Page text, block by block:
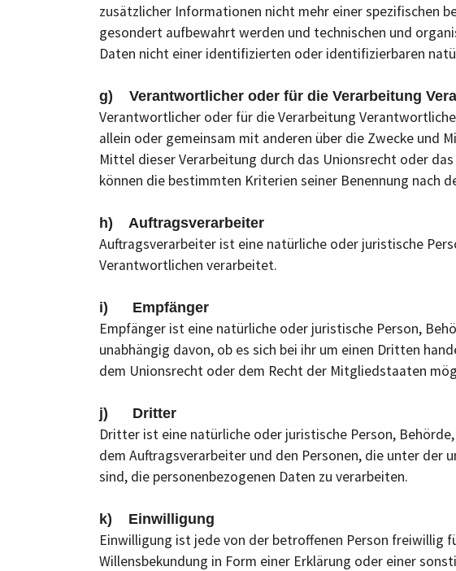
zusätzlicher Informationen nicht mehr einer spezifischen
gesondert aufbewahrt werden und technischen und
Daten nicht einer identifizierten oder identifizierbaren
g) Verantwortlicher oder für die Verarbeitung
Verantwortlicher oder für die Verarbeitung
allein oder gemeinsam mit anderen über die Zwecke und
Mittel dieser Verarbeitung durch das Unionsrecht oder
können die bestimmten Kriterien seiner Benennung nach
h) Auftragsverarbeiter
Auftragsverarbeiter ist eine natürliche oder juristische
Verantwortlichen verarbeitet.
i) Empfänger
Empfänger ist eine natürliche oder juristische Person,
unabhängig davon, ob es sich bei ihr um einen Dritten
dem Unionsrecht oder dem Recht der Mitgliedstaaten
j) Dritter
Dritter ist eine natürliche oder juristische Person,
dem Auftragsverarbeiter und den Personen, die unter
sind, die personenbezogenen Daten zu verarbeiten.
k) Einwilligung
Einwilligung ist jede von der betroffenen Person freiwillig
Willensbekundung in Form einer Erklärung oder einer